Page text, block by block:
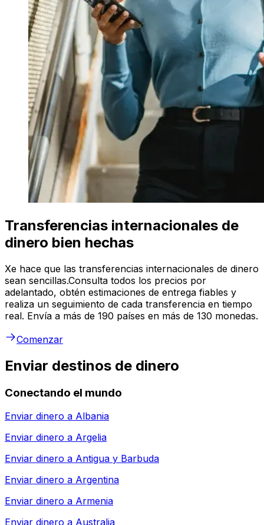
Transferencias internacionales de
dinero bien hechas
Xe hace que las transferencias internacionales de dinero
sean sencillas.Consulta todos los precios por
adelantado, obtén estimaciones de entrega fiables y
realiza un seguimiento de cada transferencia en tiempo
real. Envía a más de 190 países en más de 130 monedas.
Comenzar
Enviar destinos de dinero
Conectando el mundo
Enviar dinero a Albania
Enviar dinero a Argelia
Enviar dinero a Antigua y Barbuda
Enviar dinero a Argentina
Enviar dinero a Armenia
Enviar dinero a Australia